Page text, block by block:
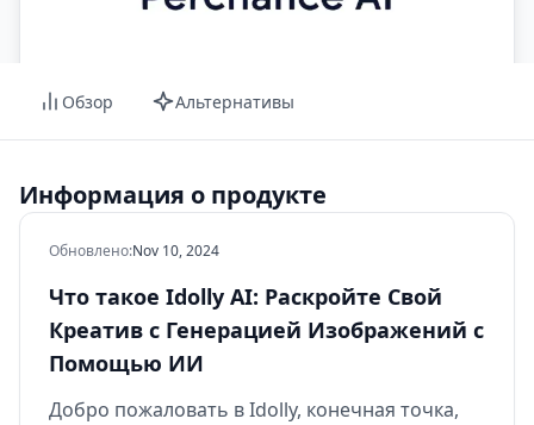
Обзор Альтернативы
Информация о продукте
Обновлено:Nov 10, 2024
Что такое Idolly AI: Раскройте Свой
Креатив с Генерацией Изображений с
Помощью ИИ
Добро пожаловать в Idolly, конечная точка,